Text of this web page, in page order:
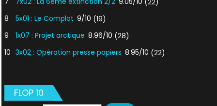
8
5x01 : Le Complot 9/10 (19)
9
1x07 : Projet arctique 8.96/10 (28)
10 3x02 : Opération presse papiers 8.95/10 (22)
FLOP 10